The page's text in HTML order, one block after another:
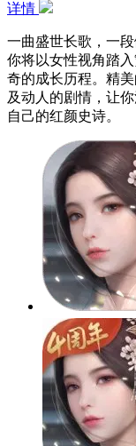
详情
一曲盛世长歌，一
你将以女性视角踏
奇的成长历程。精
及动人的剧情，让
自己的红颜史诗。